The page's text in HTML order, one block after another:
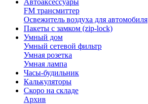
Автоаксессуары
FM трансмиттер
Освежитель воздуха для автомобиля
Пакеты с замком (zip-lock)
Умный дом
Умный сетевой фильтр
Умная розетка
Умная лампа
Часы-будильник
Калькуляторы
Скоро на складе
Архив